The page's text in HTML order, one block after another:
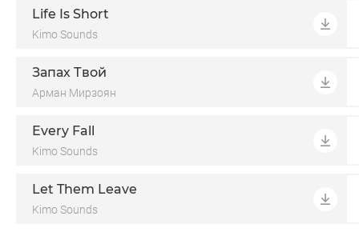
Life Is Short
Kimo Sounds
Запах Твой
Арман Мирзоян
Every Fall
Kimo Sounds
Let Them Leave
Kimo Sounds